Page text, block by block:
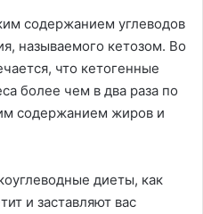
содержанием углеводов
называемого кетозом. Во
что кетогенные
более чем в два раза по
содержанием жиров и
диеты, как
и заставляют вас